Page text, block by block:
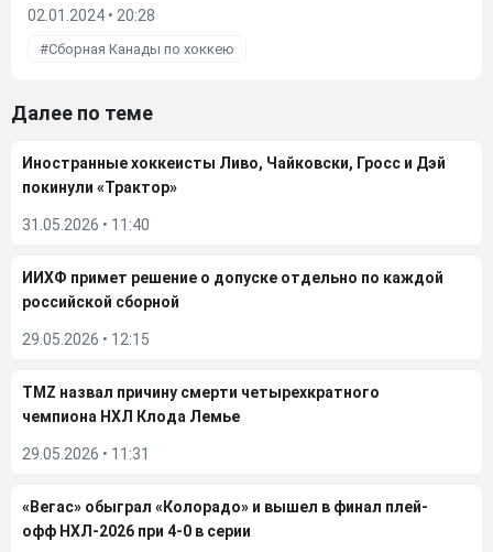
02.01.2024 • 20:28
Сборная Канады по хоккею
Далее по теме
Иностранные хоккеисты Ливо, Чайковски, Гросс и Дэй
покинули «Трактор»
31.05.2026 • 11:40
ИИХФ примет решение о допуске отдельно по каждой
российской сборной
29.05.2026 • 12:15
TMZ назвал причину смерти четырехкратного
чемпиона НХЛ Клода Лемье
29.05.2026 • 11:31
«Вегас» обыграл «Колорадо» и вышел в финал плей-
офф НХЛ-2026 при 4-0 в серии